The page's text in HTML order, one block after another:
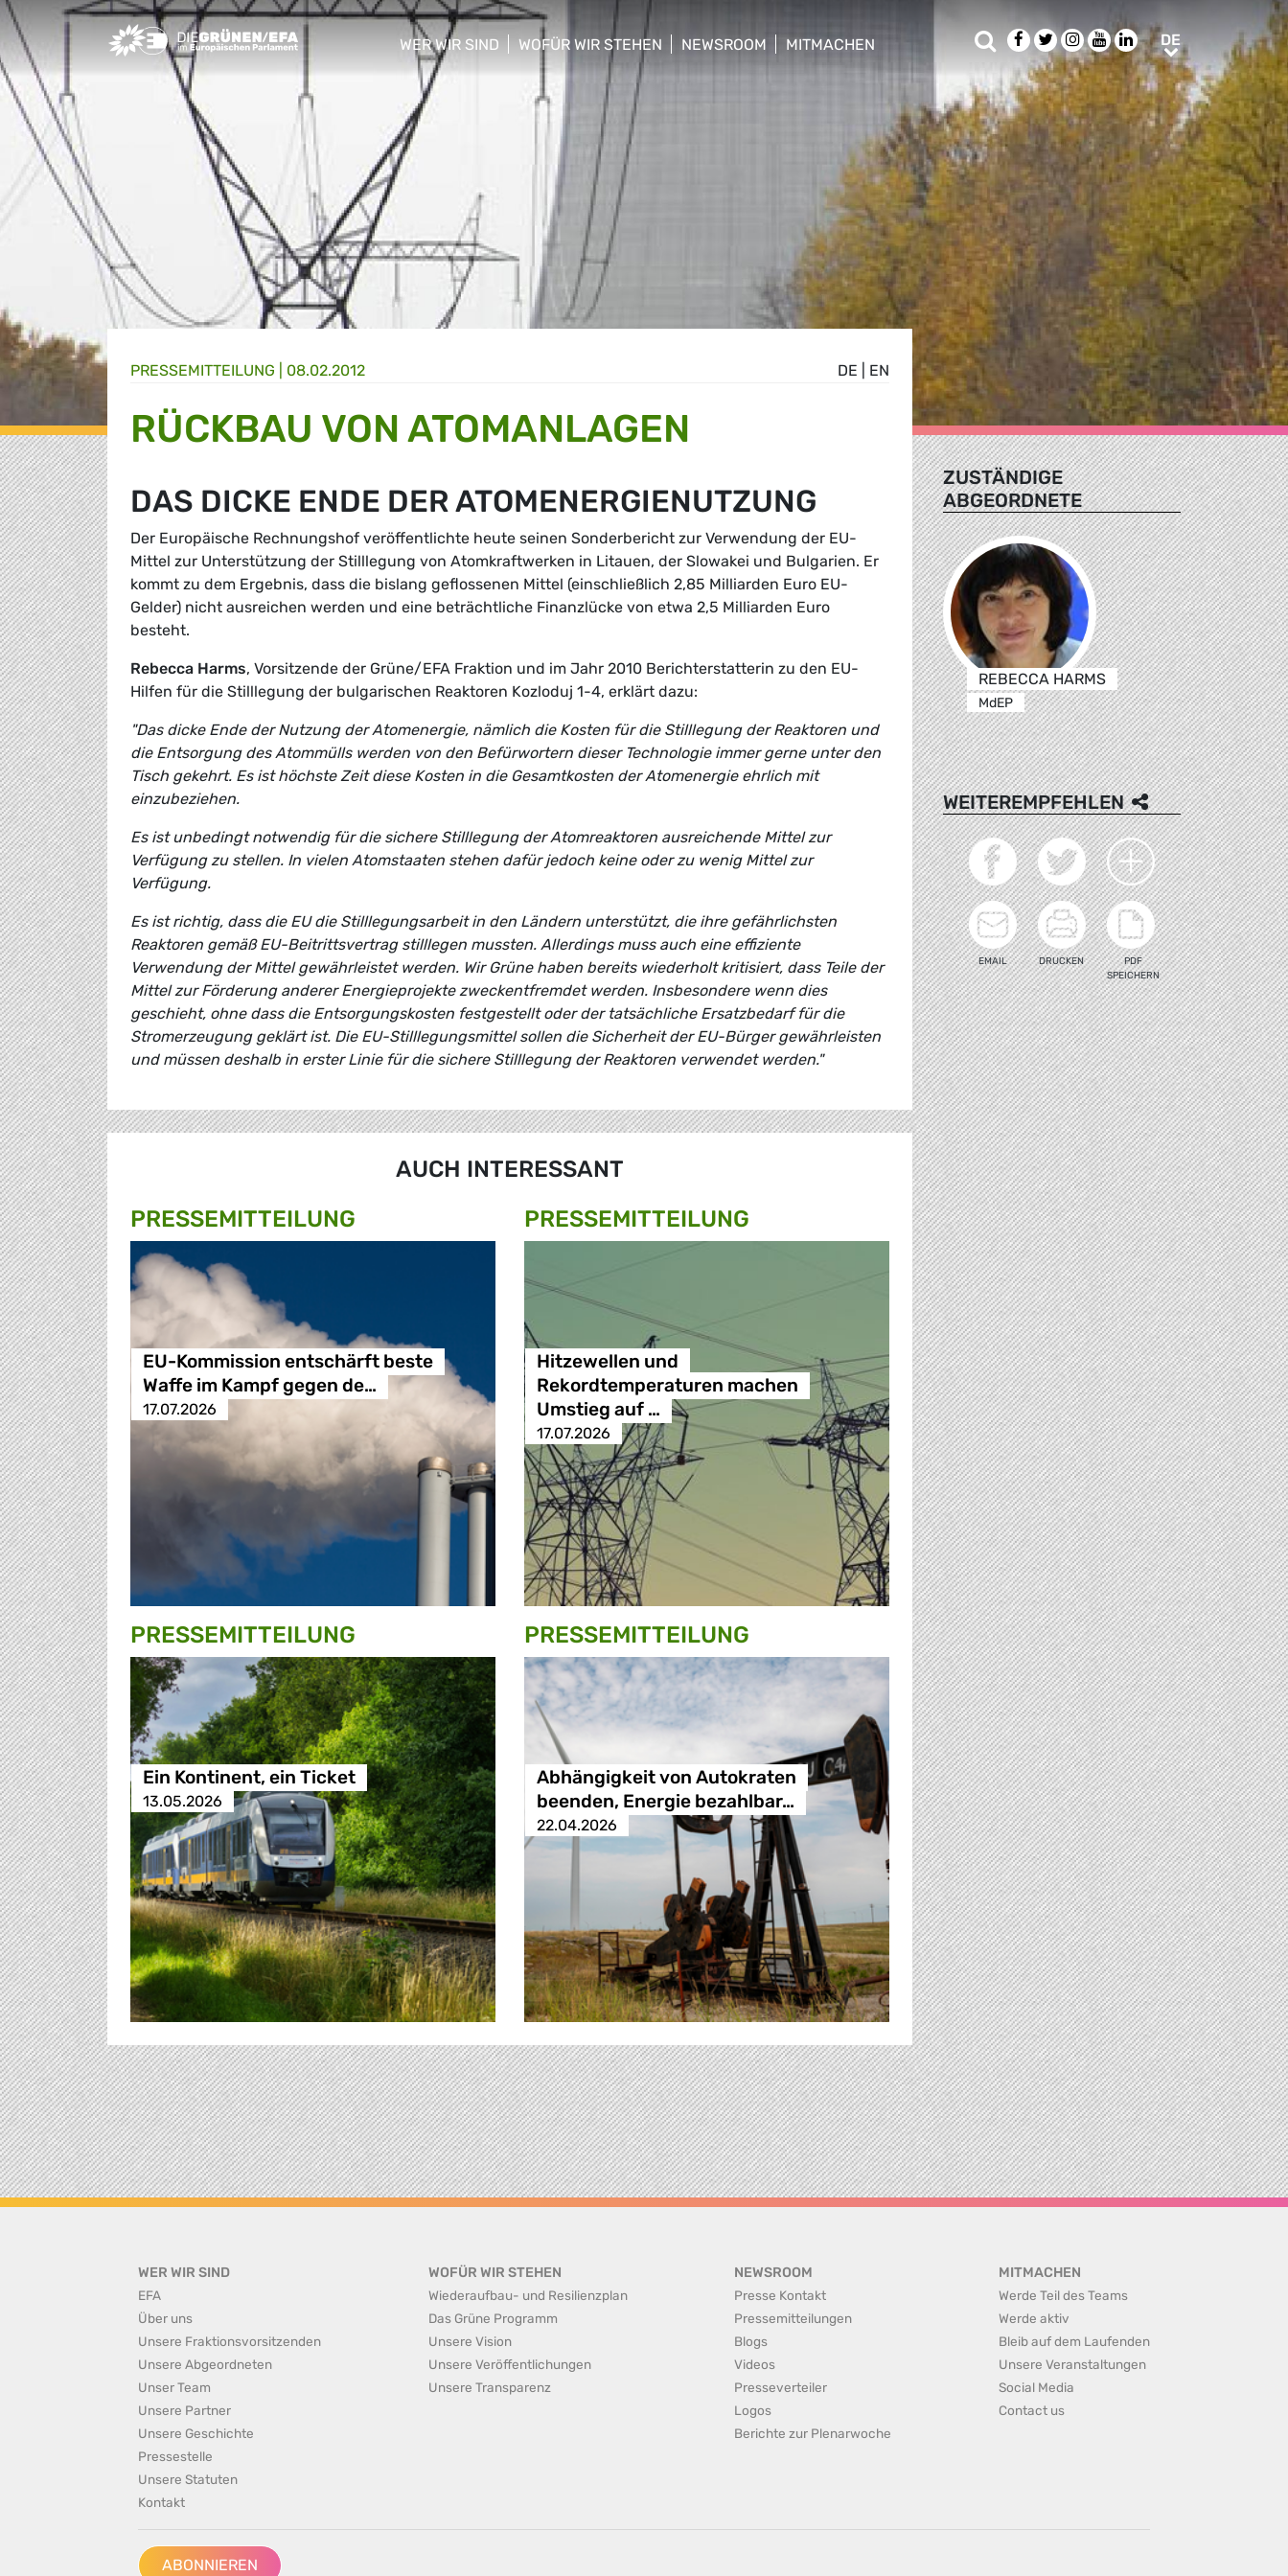
Greens/EFA Home
WER WIR SIND
show/hide sub menu
WOFÜR WIR STEHEN
show/hide sub menu
NEWSROOM
show/hide sub menu
MITMACHEN
show/hide sub menu
SucheFacebook
TwitterInstagram
Youtube
LinkedIn
DEDE
DE EN
PRESSE­MITTEILUNG 08.02.2012
RÜCKBAU VON ATOMANLAGEN
DAS DICKE ENDE DER ATOMENERGIENUTZUNG
Der Europäische Rechnungshof veröffentlichte heute seinen Sonderbericht zur Verwendung der EU-
Mittel zur Unterstützung der Stilllegung von Atomkraftwerken in Litauen, der Slowakei und Bulgarien. Er
kommt zu dem Ergebnis, dass die bislang geflossenen Mittel (einschließlich 2,85 Milliarden Euro EU-
Gelder) nicht ausreichen werden und eine beträchtliche Finanzlücke von etwa 2,5 Milliarden Euro
besteht.
Rebecca Harms, Vorsitzende der Grüne/EFA Fraktion und im Jahr 2010 Berichterstatterin zu den EU-
Hilfen für die Stilllegung der bulgarischen Reaktoren Kozloduj 1-4, erklärt dazu:
"Das dicke Ende der Nutzung der Atomenergie, nämlich die Kosten für die Stilllegung der Reaktoren und
die Entsorgung des Atommülls werden von den Befürwortern dieser Technologie immer gerne unter den
Tisch gekehrt. Es ist höchste Zeit diese Kosten in die Gesamtkosten der Atomenergie ehrlich mit
einzubeziehen.
Es ist unbedingt notwendig für die sichere Stilllegung der Atomreaktoren ausreichende Mittel zur
Verfügung zu stellen. In vielen Atomstaaten stehen dafür jedoch keine oder zu wenig Mittel zur
Verfügung.
Es ist richtig, dass die EU die Stilllegungsarbeit in den Ländern unterstützt, die ihre gefährlichsten
Reaktoren gemäß EU-Beitrittsvertrag stilllegen mussten. Allerdings muss auch eine effiziente
Verwendung der Mittel gewährleistet werden. Wir Grüne haben bereits wiederholt kritisiert, dass Teile der
Mittel zur Förderung anderer Energieprojekte zweckentfremdet werden. Insbesondere wenn dies
geschieht, ohne dass die Entsorgungskosten festgestellt oder der tatsächliche Ersatzbedarf für die
Stromerzeugung geklärt ist. Die EU-Stilllegungsmittel sollen die Sicherheit der EU-Bürger gewährleisten
und müssen deshalb in erster Linie für die sichere Stilllegung der Reaktoren verwendet werden."
AUCH INTERESSANT
PRESSE­MITTEILUNG
EU-Kommission entschärft beste
Waffe im Kampf gegen de…
17.07.2026
PRESSE­MITTEILUNG
Hitzewellen und
Rekordtemperaturen machen
Umstieg auf …
17.07.2026
PRESSE­MITTEILUNG
Ein Kontinent, ein Ticket
13.05.2026
PRESSE­MITTEILUNG
Abhängigkeit von Autokraten
beenden, Energie bezahlbar…
22.04.2026
ZUSTÄNDIGE
ABGEORDNETE
REBECCA HARMS
MdEP
WEITEREMPFEHLEN
EMAIL DRUCKEN
PDF
SPEICHERN
WER WIR SIND
EFA
Über uns
Unsere Fraktionsvorsitzenden
Unsere Abgeordneten
Unser Team
Unsere Partner
Unsere Geschichte
Pressestelle
Unsere Statuten
Kontakt
WOFÜR WIR STEHEN
Wiederaufbau- und Resilienzplan
Das Grüne Programm
Unsere Vision
Unsere Veröffentlichungen
Unsere Transparenz
NEWSROOM
Presse Kontakt
Pressemitteilungen
Blogs
Videos
Presseverteiler
Logos
Berichte zur Plenarwoche
MITMACHEN
Werde Teil des Teams
Werde aktiv
Bleib auf dem Laufenden
Unsere Veranstaltungen
Social Media
Contact us
ABONNIEREN